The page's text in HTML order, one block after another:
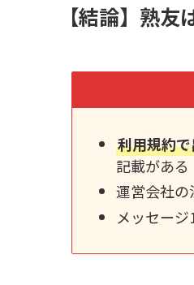
【結論】熟
利用規約
記載がある
運営会社の
メッセー